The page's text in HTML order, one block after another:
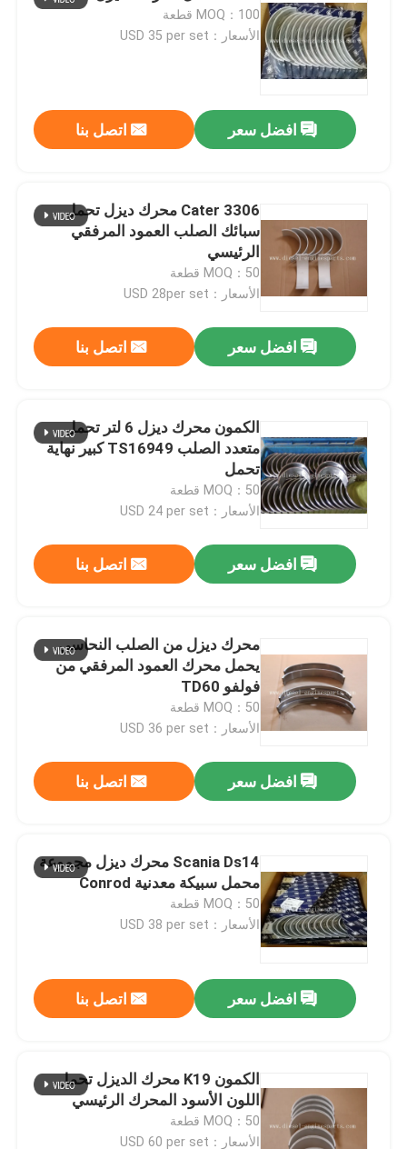
المنتجات
أشرطة فيديو
MOQ：100 قطعة
الأسعار：USD 35 per set
افضل سعر اتصل بنا
Cater 3306 محرك ديزل تحمل
سبائك الصلب العمود المرفقي
الرئيسي
MOQ：50 قطعة
الأسعار：USD 28per set
افضل سعر اتصل بنا
الكمون محرك ديزل 6 لتر تحمل
متعدد الصلب TS16949 كبير نهاية
تحمل
MOQ：50 قطعة
الأسعار：USD 24 per set
افضل سعر اتصل بنا
محرك ديزل من الصلب النحاسي
يحمل محرك العمود المرفقي من
فولفو TD60
MOQ：50 قطعة
الأسعار：USD 36 per set
افضل سعر اتصل بنا
Scania Ds14 محرك ديزل مجموعة
محمل سبيكة معدنية Conrod
MOQ：50 قطعة
الأسعار：USD 38 per set
افضل سعر اتصل بنا
الكمون K19 محرك الديزل تحمل
اللون الأسود المحرك الرئيسي
MOQ：50 قطعة
الأسعار：USD 60 per set